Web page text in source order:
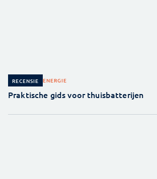
RECENSIE ENERGIE
Praktische gids voor thuisbatterijen